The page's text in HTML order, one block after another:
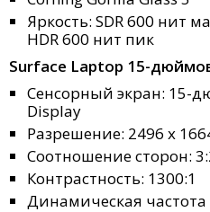
Яркость: SDR 600 нит
HDR 600 нит пик
Surface Laptop 15-
Сенсорный экран: 15-
Display
Разрешение: 2496 x
Соотношение сторон:
Контрастность: 1300:1
Динамическая